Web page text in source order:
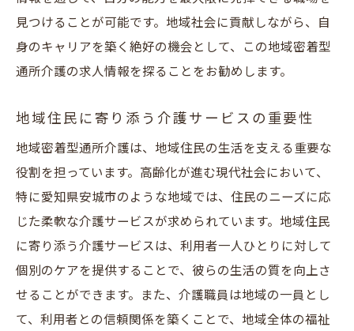
地域密着型通所介護での社会的役割
プロフェッショナルへの道地域密着型通所介護
プロフェッショナルを目指すキャリアパス
地域密着型通所介護でのスキルアップ方法
専門的な介護スキルの習得
介護業界でのキャリア形成のポイント
未来を見据えた地域密着型通所介護の求人
安城市でプロフェッショナルを目指す道
地域密着型通所介護で得られるキャリア安城市
見つけることが可能です。地域社会に貢献しながら、自
身のキャリアを築く絶好の機会として、この地域密着型
通所介護の求人情報を探ることをお勧めします。
地域住民に寄り添う介護サービスの重要性
地域密着型通所介護は、地域住民の生活を支える重要な
役割を担っています。高齢化が進む現代社会において、
特に愛知県安城市のような地域では、住民のニーズに応
じた柔軟な介護サービスが求められています。地域住民
に寄り添う介護サービスは、利用者一人ひとりに対して
個別のケアを提供することで、彼らの生活の質を向上さ
せることができます。また、介護職員は地域の一員とし
て、利用者との信頼関係を築くことで、地域全体の福祉